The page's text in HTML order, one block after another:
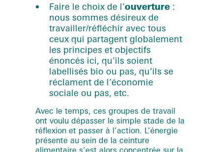
Faire le choix de l’ouverture :
nous sommes désireux de
travailler/réfléchir avec tous
ceux qui partagent globalement
les principes et objectifs
énoncés ici, qu’ils soient
labellisés bio ou pas, qu’ils se
réclament de l’économie
sociale ou pas, etc.
Avec le temps, ces groupes de travail
ont voulu dépasser le simple stade de la
réflexion et passer à l’action. L’énergie
présente au sein de la ceinture
alimentaire s’est alors concentrée sur la